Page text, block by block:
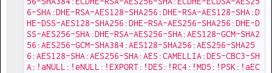
6-SHA:DHE-RSA-AES128-SHA256:DHE-RSA-AES128-SHA:D
HE-DSS-AES128-SHA256:DHE-RSA-AES256-SHA256:DHE-D
SS-AES256-SHA:DHE-RSA-AES256-SHA:AES128-GCM-SHA2
56:AES256-GCM-SHA384:AES128-SHA256:AES256-SHA25
6:AES128-SHA:AES256-SHA:AES:CAMELLIA:DES-CBC3-SH
A:!aNULL:!eNULL:!EXPORT:!DES:!RC4:!MD5:!PSK:!aEC